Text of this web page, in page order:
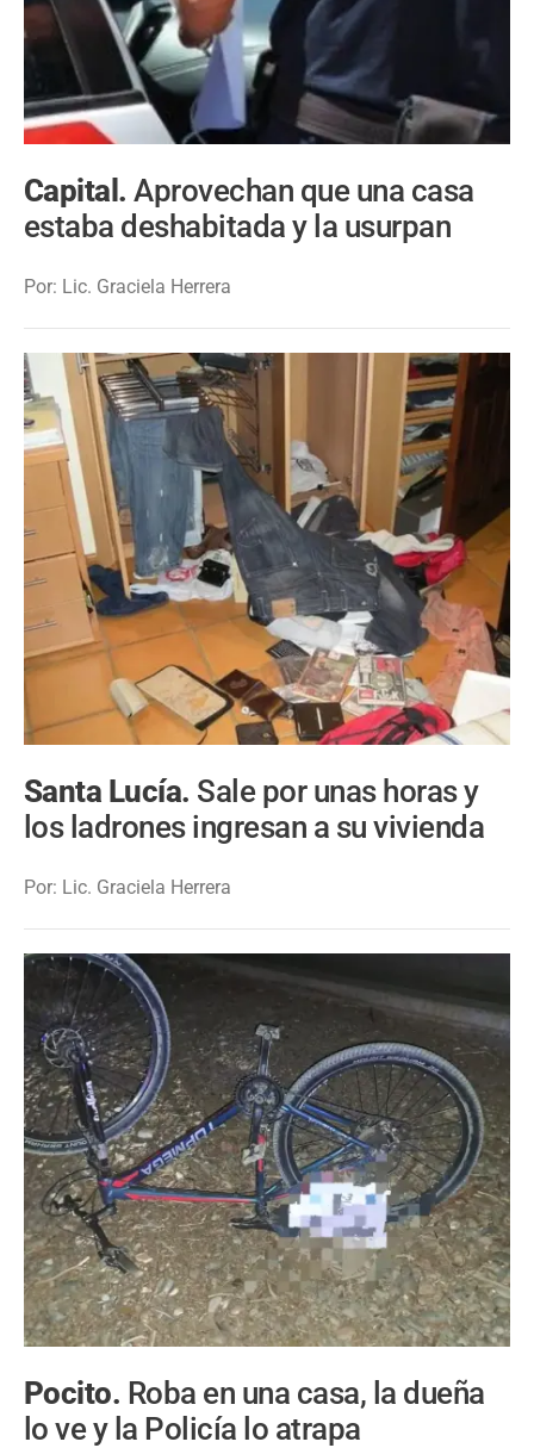
Capital.Aprovechan que una casa
estaba deshabitada y la usurpan
Por: Lic. Graciela Herrera
Santa Lucía. Sale por unas horas y
los ladrones ingresan a su vivienda
Por: Lic. Graciela Herrera
Pocito. Roba en una casa, la dueña
lo ve y la Policía lo atrapa